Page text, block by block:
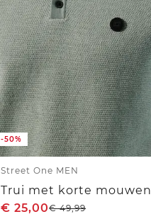
-50%
Street One MEN
Trui met korte mouwen
€ 25,00€49,99